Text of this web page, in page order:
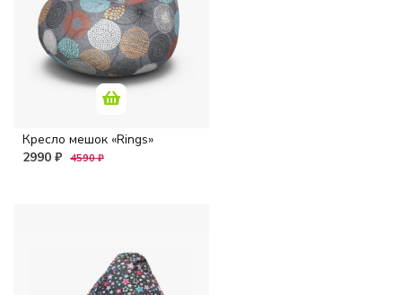
Кресло мешок «Rings»
2990 ₽ 4590 ₽